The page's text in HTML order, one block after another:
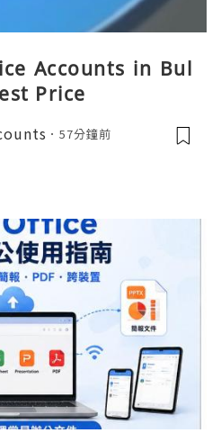
Accounts in Bul
Price
57分鐘前